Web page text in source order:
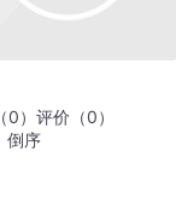
（0） 评价 （0）
倒序